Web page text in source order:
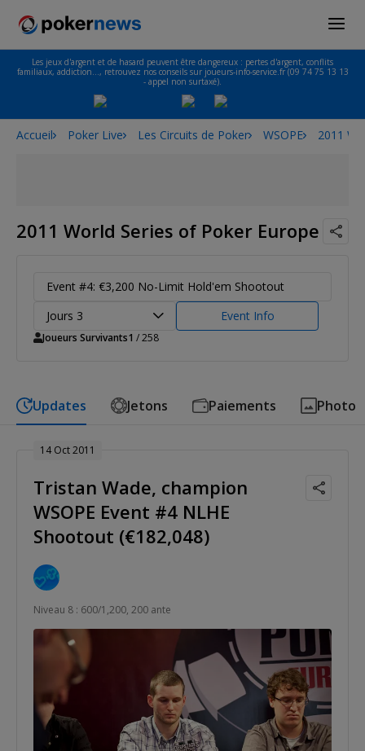
Les jeux d'argent et de hasard peuvent être dangereux : pertes d'argent, conflits
familiaux, addiction…, retrouvez nos conseils sur joueurs-info-service.fr (09 74 75 13 13
- appel non surtaxé).
Accueil Poker Live Les Circuits de Poker WSOPE 2011
2011 World Series of Poker Europe
Event #4: €3,200 No-Limit Hold'em Shootout
Jours 3
Event Info
Joueurs Survivants1 / 258
Updates Jetons Paiements Photo
14 Oct 2011
Tristan Wade, champion
WSOPE Event #4 NLHE
Shootout (€182,048)
Niveau 8 : 600/1,200, 200 ante